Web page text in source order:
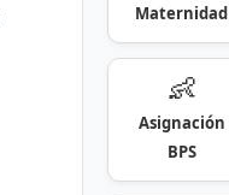
Maternidad
👶
Asignación
BPS